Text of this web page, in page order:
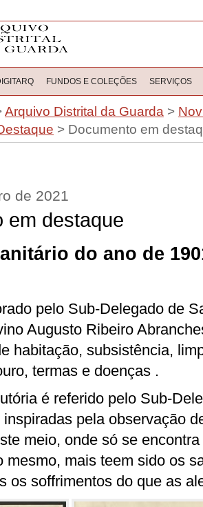
FUNDOS E COLEÇÕES SERVIÇOS
Arquivo Distrital da Guarda >
> Documento em
de 2021
em destaque
do ano de
pelo Sub-Delegado de
Augusto Ribeiro
habitação, subsistência,
termas e doenças .
é referido pelo Sub-
pela observação
meio, onde só se
mesmo, mais teem sido os
os soffrimentos do que as